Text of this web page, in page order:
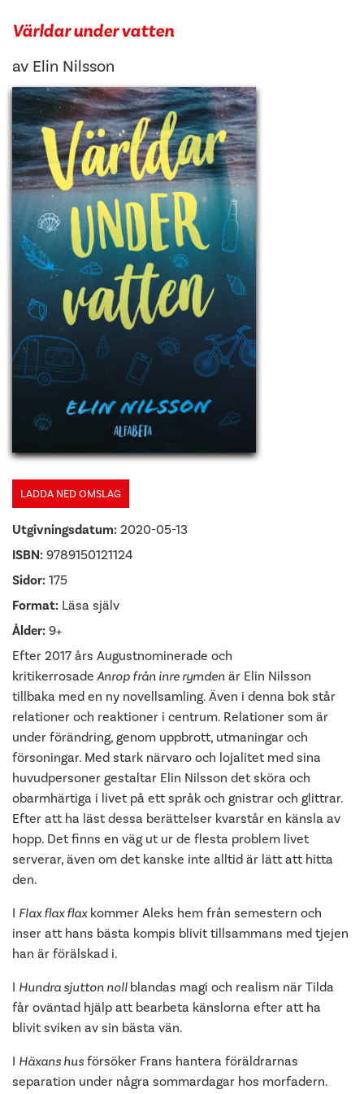
Världar under vatten
av Elin Nilsson
LADDA NED OMSLAG
Utgivningsdatum: 2020-05-13
ISBN: 9789150121124
Sidor: 175
Format: Läsa själv
Ålder: 9+
Efter 2017 års Augustnominerade och
kritikerrosade Anrop från inre rymden är Elin Nilsson
tillbaka med en ny novellsamling. Även i denna bok står
relationer och reaktioner i centrum. Relationer som är
under förändring, genom uppbrott, utmaningar och
försoningar. Med stark närvaro och lojalitet med sina
huvudpersoner gestaltar Elin Nilsson det sköra och
obarmhärtiga i livet på ett språk och gnistrar och glittrar.
Efter att ha läst dessa berättelser kvarstår en känsla av
hopp. Det finns en väg ut ur de flesta problem livet
serverar, även om det kanske inte alltid är lätt att hitta
den.
I Flax flax flaxkommer Aleks hem från semestern och
inser att hans bästa kompis blivit tillsammans med tjejen
han är förälskad i.
I Hundra sjutton noll blandas magi och realism när Tilda
får oväntad hjälp att bearbeta känslorna efter att ha
blivit sviken av sin bästa vän.
I Häxans hus försöker Frans hantera föräldrarnas
separation under några sommardagar hos morfadern.